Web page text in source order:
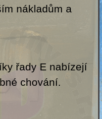
nákladům a
řady E nabízejí
chování.